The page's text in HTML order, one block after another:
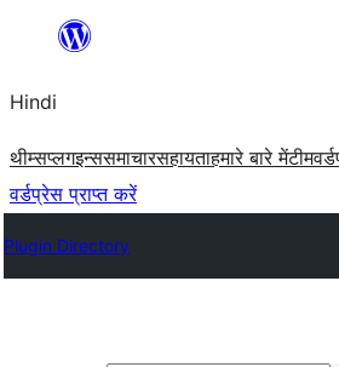
सामग्री
जाएं
Hindi
थीम्सप्लगइन्ससमाचारसहायताहमारे बारे मेंटीम
वर्डप्रेस प्राप्त करें
Plugin Directory